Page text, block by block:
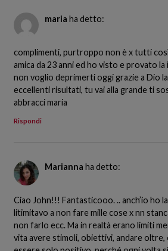
maria ha detto:
complimenti, purtroppo non è x tutti
amica da 23 anni ed ho visto e provato
non voglio deprimerti oggi grazie a Dio
eccellenti risultati, tu vai alla grande ti
abbracci maria
Rispondi
Marianna ha detto:
Ciao John!!! Fantasticooo. .. anch’io ho la
litimitavo a non fare mille cose x nn
non farlo ecc. Ma in realtà erano limiti
vita avere stimoli, obiettivi, andare oltre,